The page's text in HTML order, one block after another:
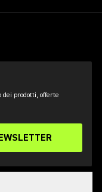
prodotti, offerte